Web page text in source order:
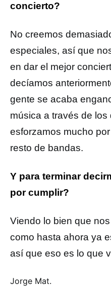
concierto?
No creemos
especiales, así que
en dar el mejor
decíamos
gente se acaba
música a través de
esforzamos mucho
resto de bandas.
Y para terminar
por cumplir?
Viendo lo bien que
como hasta ahora ya
así que eso es lo que
Jorge Mat.